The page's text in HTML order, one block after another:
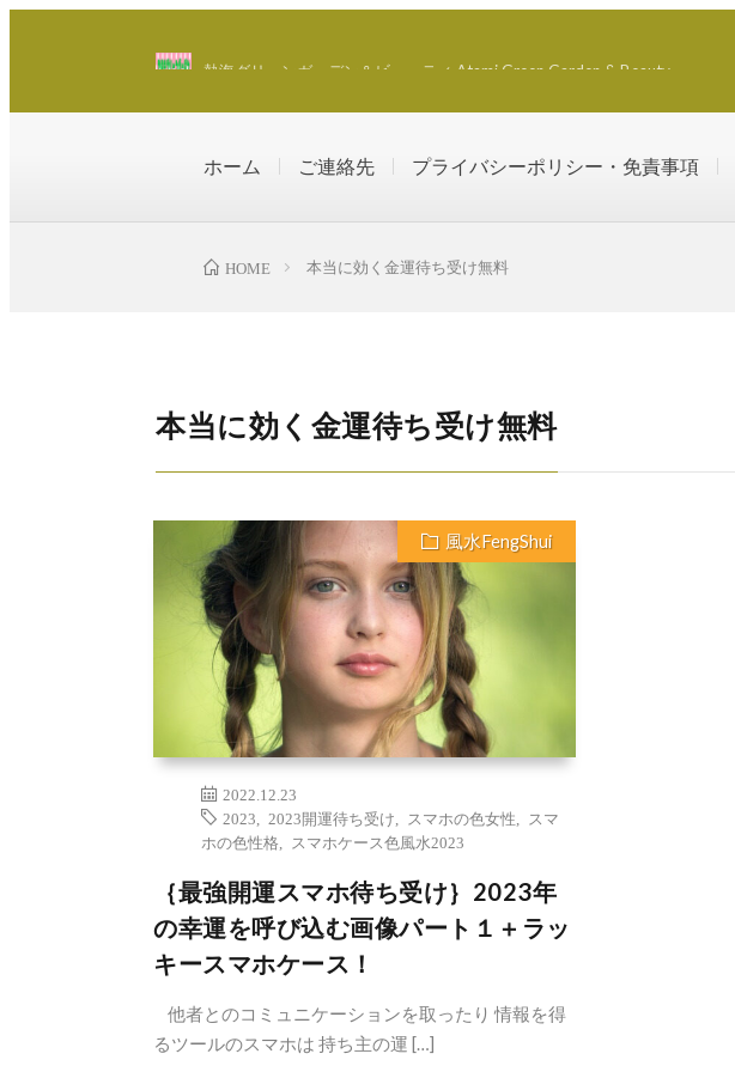
熱海グリーンガーデン＆ビューティ Atami Green Garden & Beauty
ホーム ご連絡先 プライバシーポリシー・免責事項
HOME 本当に効く金運待ち受け無料
本当に効く金運待ち受け無料
風水FengShui
2022.12.23
2023
2023開運待ち受け スマホの色女性
スマ
ホの色性格
スマホケース色風水2023
｛最強開運スマホ待ち受け｝2023年
の幸運を呼び込む画像パート１＋ラッ
キースマホケース！
他者とのコミュニケーションを取ったり 情報を得
るツールのスマホは 持ち主の運 […]